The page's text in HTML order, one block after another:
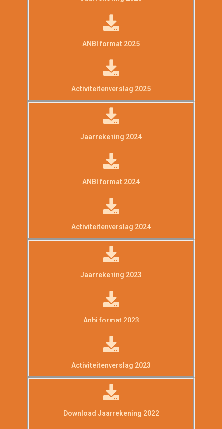
ANBI format 2025
Activiteitenverslag 2025
Jaarrekening 2024
ANBI format 2024
Activiteitenverslag 2024
Jaarrekening 2023
Anbi format 2023
Activiteitenverslag 2023
Download Jaarrekening 2022